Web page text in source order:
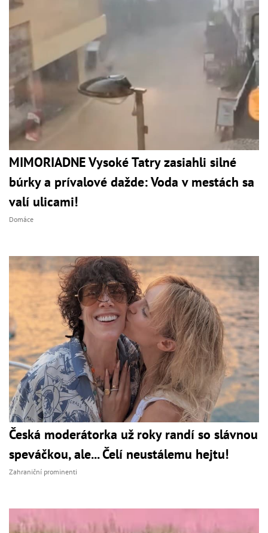
MIMORIADNE Vysoké Tatry zasiahli silné
búrky a prívalové dažde: Voda v mestách sa
valí ulicami!
Domáce
Česká moderátorka už roky randí so slávnou
speváčkou, ale... Čelí neustálemu hejtu!
Zahraniční prominenti